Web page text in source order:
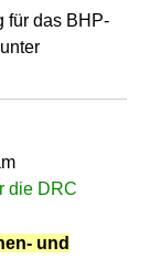
für das BHP-
die DRC
und